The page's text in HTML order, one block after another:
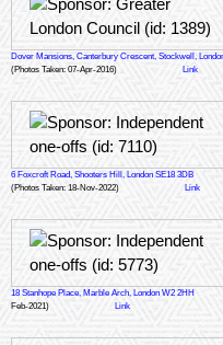
Dover Mansions, Canterbury Crescent, Stockwell,
(Photos Taken: 07-Apr-2016)
Link
6 Foxcroft Road, Shooters Hill, London SE18 3DB
(Photos Taken: 18-Nov-2022)
Link
18 Stanhope Place, Marble Arch, London W2 2HH
Feb-2021)
Link